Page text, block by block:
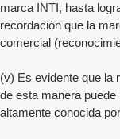
marca INTI, hasta
recordación que la
comercial
(v) Es evidente que la
de esta manera
altamente conocida